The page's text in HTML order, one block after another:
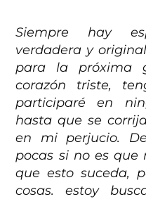
Siempre hay
verdadera y
para la próxima
corazón triste,
participaré en
hasta que se
en mi perjucio.
pocas si no es
que esto suceda,
cosas. estoy